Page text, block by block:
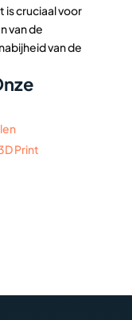
is cruciaal voor
van de
van de
Print